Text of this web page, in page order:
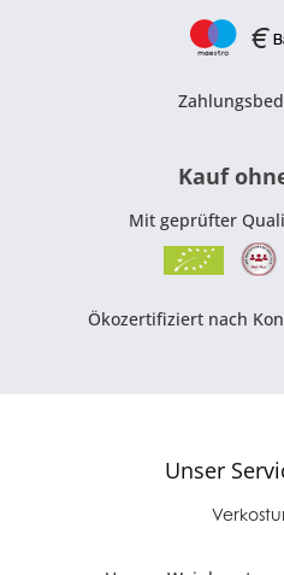
Kauf
Mit geprüfter
Ökozertifiziert nach
Unser